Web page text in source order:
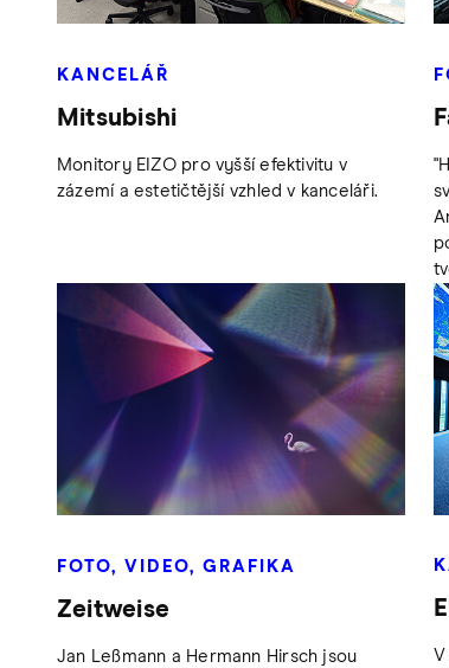
KANCELÁŘ
Mitsubishi
Monitory EIZO pro vyšší efektivitu v
zázemí a estetičtější vzhled v kanceláři.
FOTO, VIDEO, GRAFIKA
Zeitweise
Jan Leßmann a Hermann Hirsch jsou